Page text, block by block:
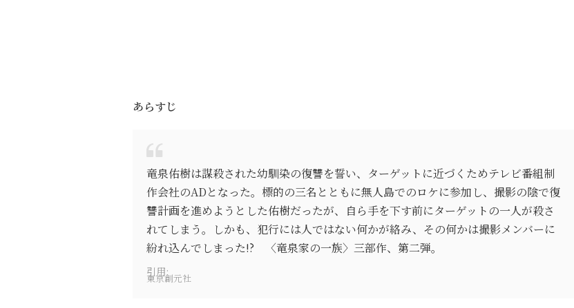
あらすじ
竜泉佑樹は謀殺された幼馴染の復讐を誓い、ターゲットに近づくためテレビ番組制
作会社のADとなった。標的の三名とともに無人島でのロケに参加し、撮影の陰で復
讐計画を進めようとした佑樹だったが、自ら手を下す前にターゲットの一人が殺さ
れてしまう。しかも、犯行には人ではない何かが絡み、その何かは撮影メンバーに
紛れ込んでしまった!? 〈竜泉家の一族〉三部作、第二弾。
引用:
東京創元社